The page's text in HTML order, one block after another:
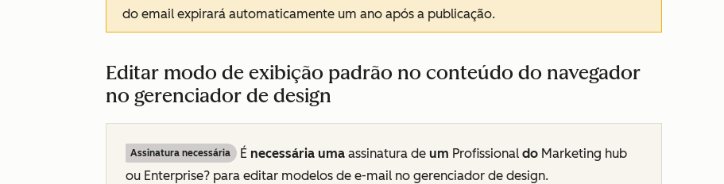
do email expirará automaticamente um ano após a publicação.
Editar modo de exibição padrão no conteúdo do navegador
no gerenciador de design
Assinatura necessária É necessária uma assinatura de um Profissional do Marketing hub
ou Enterprise? para editar modelos de e-mail no gerenciador de design.